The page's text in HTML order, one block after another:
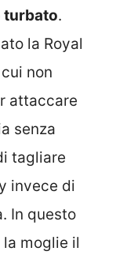
turbato.
la Royal
non
attaccare
senza
tagliare
invece di
In questo
moglie il